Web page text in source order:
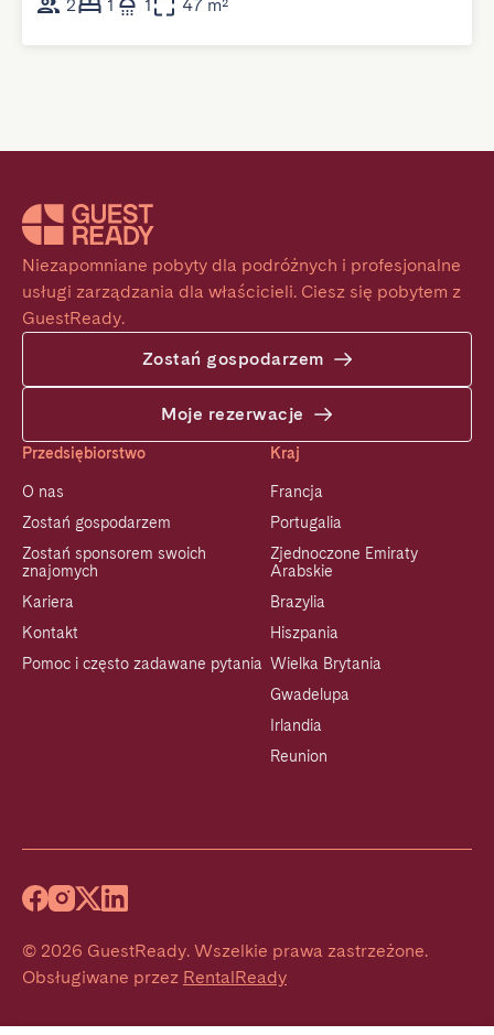
2
1 1 47 m²
Niezapomniane pobyty dla podróżnych i profesjonalne
usługi zarządzania dla właścicieli. Ciesz się pobytem z
GuestReady.
Zostań gospodarzem
Moje rezerwacje
Przedsiębiorstwo
O nas
Zostań gospodarzem
Zostań sponsorem swoich
znajomych
Kariera
Kontakt
Pomoc i często zadawane pytania
Kraj
Francja
Portugalia
Zjednoczone Emiraty
Arabskie
Brazylia
Hiszpania
Wielka Brytania
Gwadelupa
Irlandia
Reunion
© 2026 GuestReady. Wszelkie prawa zastrzeżone.
Obsługiwane przez RentalReady